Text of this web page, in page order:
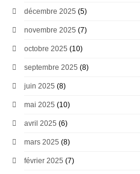
décembre 2025 (5)
novembre 2025 (7)
octobre 2025 (10)
septembre 2025 (8)
juin 2025 (8)
mai 2025 (10)
avril 2025 (6)
mars 2025 (8)
février 2025 (7)